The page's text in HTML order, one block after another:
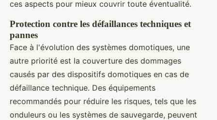
ces aspects pour mieux couvrir toute éventualité.
Protection contre les défaillances techniques et
pannes
Face à l'évolution des systèmes domotiques, une
autre priorité est la couverture des dommages
causés par des dispositifs domotiques en cas de
défaillance technique. Des équipements
recommandés pour réduire les risques, tels que les
onduleurs ou les systèmes de sauvegarde, peuvent